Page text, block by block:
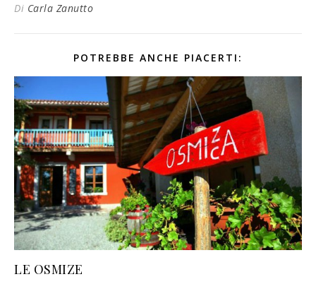
Di Carla Zanutto
POTREBBE ANCHE PIACERTI:
LE OSMIZE